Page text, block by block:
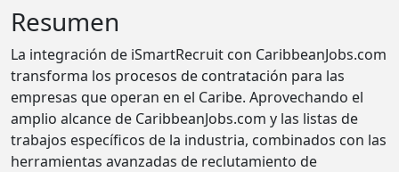
Resumen
La integración de iSmartRecruit con CaribbeanJobs.com
transforma los procesos de contratación para las
empresas que operan en el Caribe. Aprovechando el
amplio alcance de CaribbeanJobs.com y las listas de
trabajos específicos de la industria, combinados con las
herramientas avanzadas de reclutamiento de